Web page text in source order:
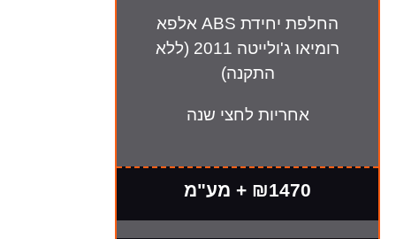
החלפת יחידת ABS אלפא
רומיאו ג'ולייטה 2011 (ללא
התקנה)
אחריות לחצי שנה
₪1470 + מע"מ